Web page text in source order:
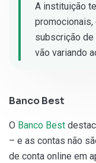
A instituição
subscrição de
vão variando
Banco Best
O Banco Best
– e as contas não
de conta online em